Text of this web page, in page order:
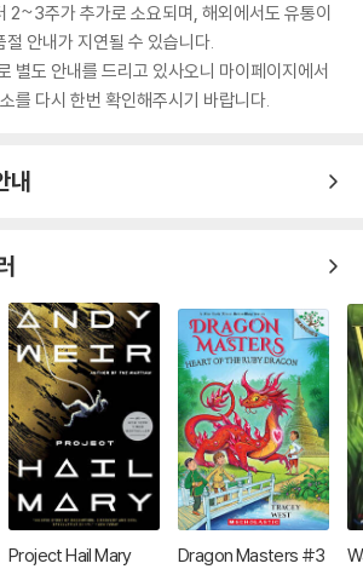
2~3주가 추가로 소요되며, 해외에서도 유통이
안내가 지연될 수 있습니다.
별도 안내를 드리고 있사오니 마이페이지에서
를 다시 한번 확인해주시기 바랍니다.
내
Project Hail Mary
Dragon Masters #3